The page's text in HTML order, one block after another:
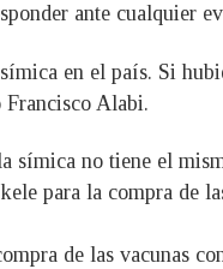
ante cualquier
en el país. Si
Francisco Alabi.
símica no tiene el
para la compra de
de las vacunas